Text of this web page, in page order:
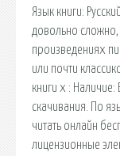
Язык книги:
довольно сложно,
произведениях
или почти
книги x : Наличие:
скачивания. По
читать онлайн
лицензионные